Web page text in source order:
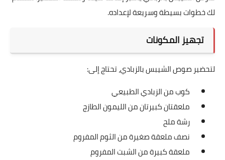
لك خطوات بسيطة وسريعة لإعداده.
تجهيز المكونات
لتحضير صوص الشيبس بالزبادي، تحتاج إلى:
كوب من الزبادي الطبيعي
ملعقتان كبيرتان من الليمون الطازج
رشة ملح
نصف ملعقة صغيرة من الثوم المفروم
ملعقة كبيرة من الشبت المفروم